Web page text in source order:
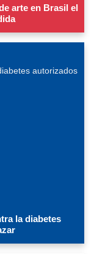
arte en Brasil el
la diabetes